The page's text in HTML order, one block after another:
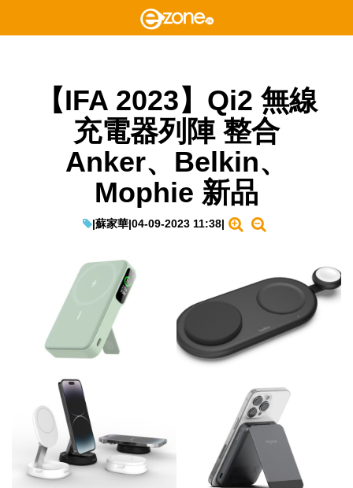
【IFA 2023】Qi2 無線
充電器列陣 整合
Anker、Belkin、
Mophie 新品
|蘇家華|04-09-2023 11:38|